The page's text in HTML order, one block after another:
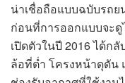
น่าเชื่อถือแบบฉบับรถ
ก่อนที่การออกแบบจะ
เปิดตัวในปี 2016 ได้
ล้อที่ต่ำ โครงหน้าดุดัน